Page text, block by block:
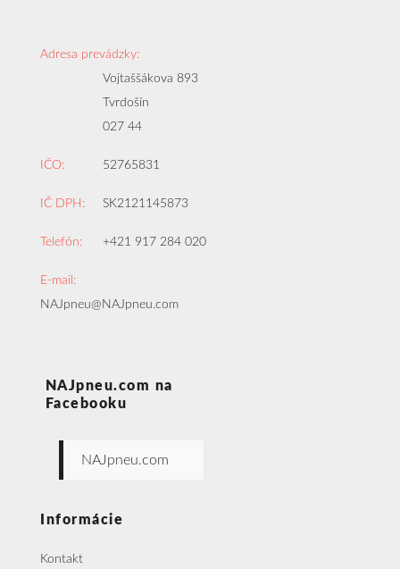
Adresa prevádzky:
Vojtaššákova 893
Tvrdošín
027 44
IČO: 52765831
IČ DPH: SK2121145873
Telefón: +421 917 284 020
E-mail:
NAJpneu@NAJpneu.com
NAJpneu.com na
Facebooku
NAJpneu.com
Informácie
Kontakt